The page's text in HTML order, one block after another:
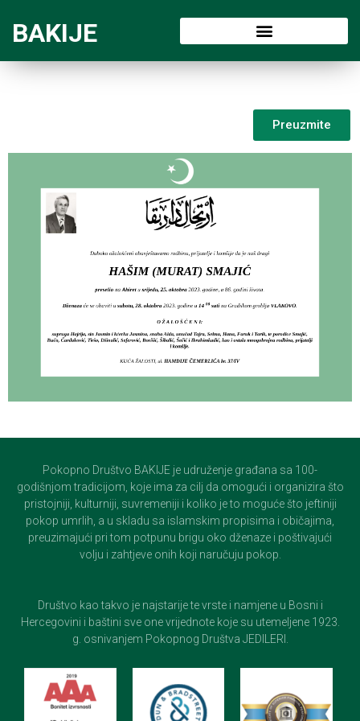
BAKIJE
Preuzmite
Pokopno Društvo BAKIJE je udruženje građana sa 100-
godišnjom tradicijom, koje ima za cilj da omogući i organizira što
pristojniji, kulturniji, suvremeniji i koliko je to moguće što jeftiniji
pokop umrlih, a u skladu sa islamskim propisima i običajima,
preuzimajući pri tom potpunu brigu oko dženaze i poštivajući
volju i zahtjeve onih koji naručuju pokop.
Društvo kao takvo je najstarije te vrste i namjene u Bosni i
Hercegovini i baštini sve one vrijednote koje su utemeljene 1923.
g. osnivanjem Pokopnog Društva JEDILERI.